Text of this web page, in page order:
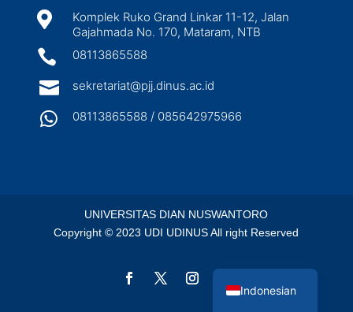

Komplek Ruko Grand Linkar 11-12, Jalan
Gajahmada No. 170, Mataram, NTB
 08113865588
 sekretariat@pjj.dinus.ac.id
 08113865588 / 085642975966
UNIVERSITAS DIAN NUSWANTORO
Copyright © 2023 UDI UDINUS All right Reserved
Indonesian